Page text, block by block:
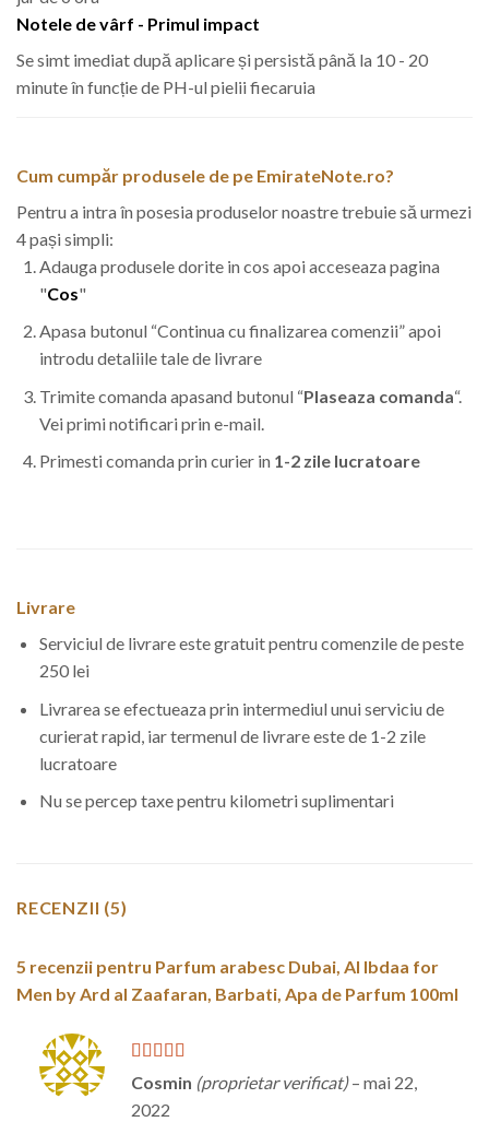
Notele de vârf - Primul impact
Se simt imediat după aplicare și persistă până la 10 - 20
minute în funcție de PH-ul pielii fiecaruia
Cum cumpăr produsele de pe EmirateNote.ro?
Pentru a intra în posesia produselor noastre trebuie să urmezi
4 pași simpli:
Adauga produsele dorite in cos apoi acceseaza pagina
"Cos"
Apasa butonul “Continua cu finalizarea comenzii” apoi
introdu detaliile tale de livrare
Trimite comanda apasand butonul “Plaseaza comanda“.
Vei primi notificari prin e-mail.
Primesti comanda prin curier in 1-2 zile lucratoare
Livrare
Serviciul de livrare este gratuit pentru comenzile de peste
250 lei
Livrarea se efectueaza prin intermediul unui serviciu de
curierat rapid, iar termenul de livrare este de 1-2 zile
lucratoare
Nu se percep taxe pentru kilometri suplimentari
RECENZII (5)
5 recenzii pentru Parfum arabesc Dubai, Al Ibdaa for
Men by Ard al Zaafaran, Barbati, Apa de Parfum 100ml
Evaluat la5
din 5
Cosmin (proprietar verificat) – mai 22,
2022